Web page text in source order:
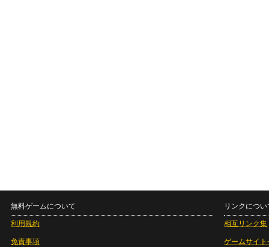
無料ゲームについて
利用規約
免責事項
リンクについ
相互リンク集
ゲームサイト